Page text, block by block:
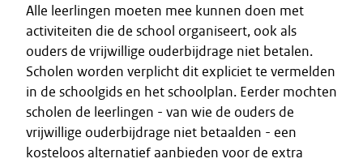
Alle leerlingen moeten mee kunnen doen met
activiteiten die de school organiseert, ook als
ouders de vrijwillige ouderbijdrage niet betalen.
Scholen worden verplicht dit expliciet te vermelden
in de schoolgids en het schoolplan. Eerder mochten
scholen de leerlingen - van wie de ouders de
vrijwillige ouderbijdrage niet betaalden - een
kosteloos alternatief aanbieden voor de extra